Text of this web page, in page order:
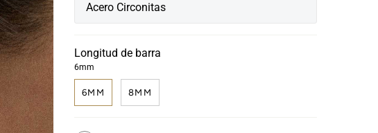
Acero Circonitas
Longitud de barra
6mm
6MM 8MM